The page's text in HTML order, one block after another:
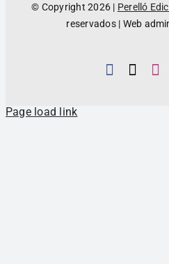
© Copyright 2026 | Perelló
reservados | Web
Page load link